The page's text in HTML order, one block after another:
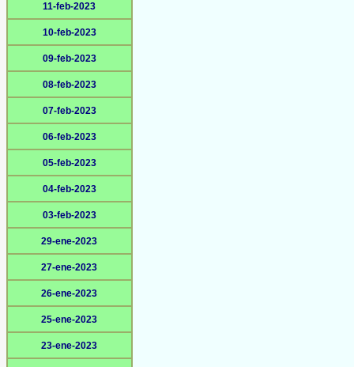
11-feb-2023
10-feb-2023
09-feb-2023
08-feb-2023
07-feb-2023
06-feb-2023
05-feb-2023
04-feb-2023
03-feb-2023
29-ene-2023
27-ene-2023
26-ene-2023
25-ene-2023
23-ene-2023